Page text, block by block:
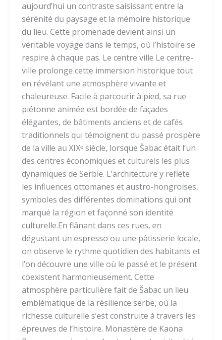
aujourd’hui un contraste saisissant entre la
sérénité du paysage et la mémoire historique
du lieu. Cette promenade devient ainsi un
véritable voyage dans le temps, où l’histoire se
respire à chaque pas. Le centre ville Le centre-
ville prolonge cette immersion historique tout
en révélant une atmosphère vivante et
chaleureuse. Facile à parcourir à pied, sa rue
piétonne animée est bordée de façades
élégantes, de bâtiments anciens et de cafés
traditionnels qui témoignent du passé prospère
de la ville au XIXᵉ siècle, lorsque Šabac était l’un
des centres économiques et culturels les plus
dynamiques de Serbie. L’architecture y reflète
les influences ottomanes et austro-hongroises,
symboles des différentes dominations qui ont
marqué la région et façonné son identité
culturelle.En flânant dans ces rues, en
dégustant un espresso ou une pâtisserie locale,
on observe le rythme quotidien des habitants et
l’on découvre une ville où le passé et le présent
coexistent harmonieusement. Cette
atmosphère particulière fait de Šabac un lieu
emblématique de la résilience serbe, où la
richesse culturelle s’est construite à travers les
épreuves de l’histoire. Monastère de Kaona